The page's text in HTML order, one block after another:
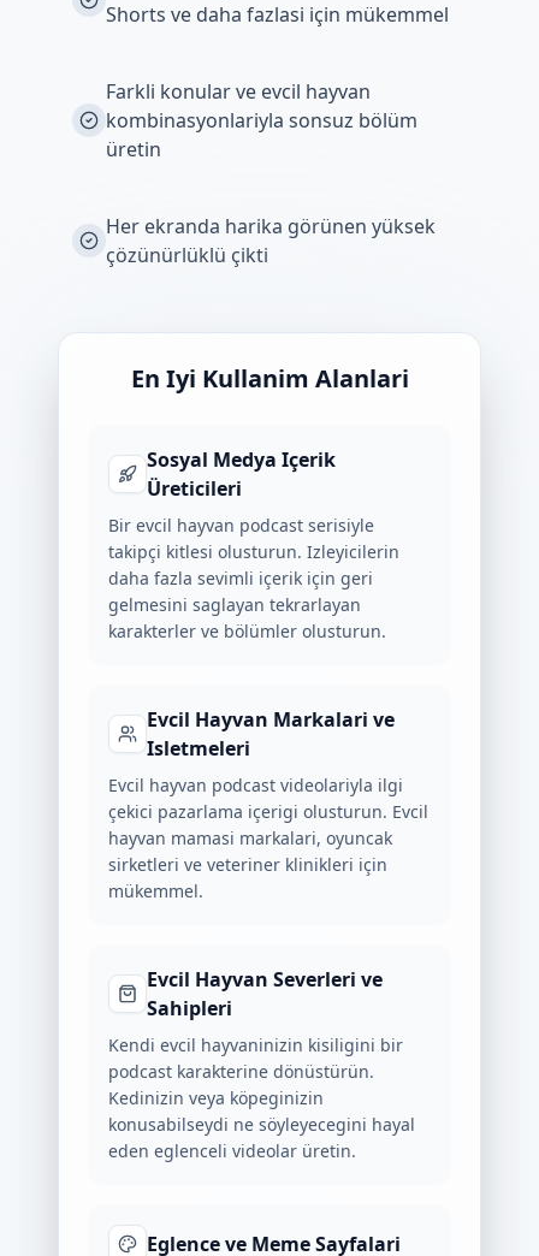
Shorts ve daha fazlasi için mükemmel
Farkli konular ve evcil hayvan
kombinasyonlariyla sonsuz bölüm
üretin
Her ekranda harika görünen yüksek
çözünürlüklü çikti
En Iyi Kullanim Alanlari
Sosyal Medya Içerik
Üreticileri
Bir evcil hayvan podcast serisiyle
takipçi kitlesi olusturun. Izleyicilerin
daha fazla sevimli içerik için geri
gelmesini saglayan tekrarlayan
karakterler ve bölümler olusturun.
Evcil Hayvan Markalari ve
Isletmeleri
Evcil hayvan podcast videolariyla ilgi
çekici pazarlama içerigi olusturun. Evcil
hayvan mamasi markalari, oyuncak
sirketleri ve veteriner klinikleri için
mükemmel.
Evcil Hayvan Severleri ve
Sahipleri
Kendi evcil hayvaninizin kisiligini bir
podcast karakterine dönüstürün.
Kedinizin veya köpeginizin
konusabilseydi ne söyleyecegini hayal
eden eglenceli videolar üretin.
Eglence ve Meme Sayfalari